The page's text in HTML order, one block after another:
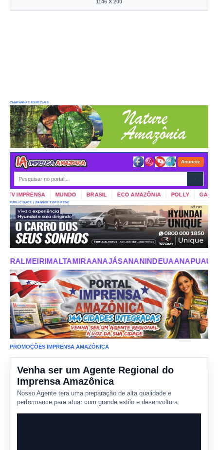
1146 X 200
CAMPANHAS ESPECIAIS
Anuncie
IMPRENSA MUNDO BRASIL ECO AMAZÔNIA POLLY
PUBLICIDADE | BANNER TOPO REDE
ANAJÁSANANINDEUAANAPUAUGUSTO CORRÊA
PROMOÇÕES IMPRENSA AMAZÔNICA
Venha ser um Agente Regional do
Imprensa Amazônica
Nosso Agente tera uma preparação de alta qualidade e
performance para atuar com grande estilo e desenvoltura